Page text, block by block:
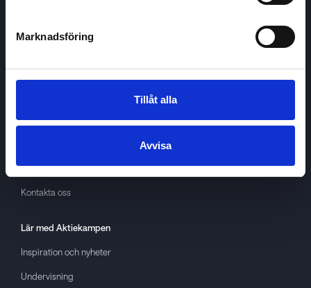
Marknadsföring
Tillåt alla
Avvisa
OmAktiekampen
About cookies
GDPR
Kontakta oss
Lär med Aktiekampen
Inspiration och nyheter
Undervisning